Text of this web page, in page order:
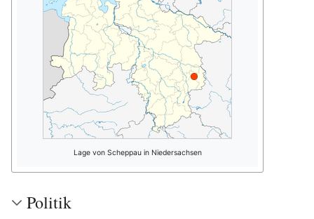
Lage von Scheppau in Niedersachsen
Politik